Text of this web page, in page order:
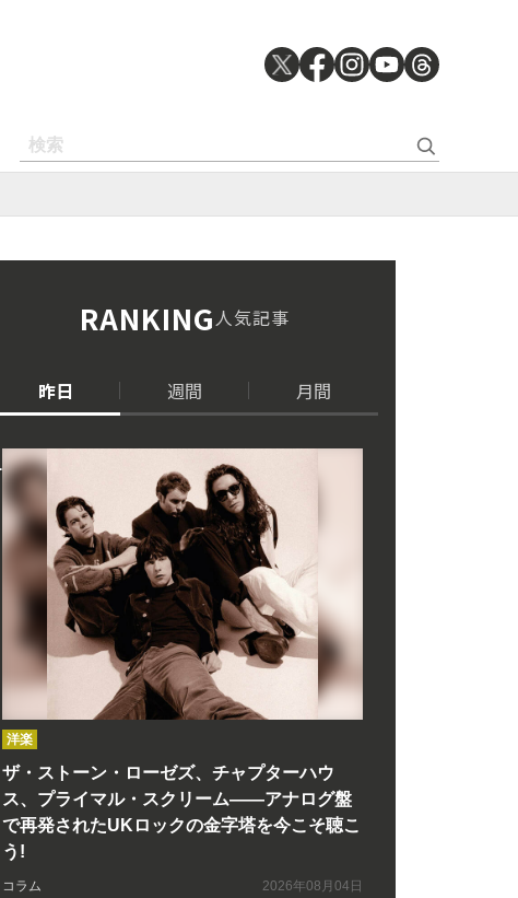
RANKING人気記事
昨日 週間 月間
洋楽
ザ・ストーン・ローゼズ、チャプターハウ
ス、プライマル・スクリーム――アナログ盤
で再発されたUKロックの金字塔を今こそ聴こ
う!
コラム 2026年08月04日